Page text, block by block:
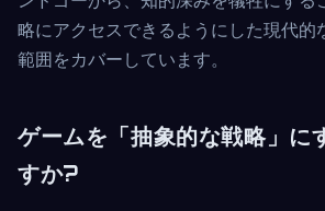
略にアクセスできるようにした現代的
範囲をカバーしています。
ゲームを「抽象的な戦略」に
すか?